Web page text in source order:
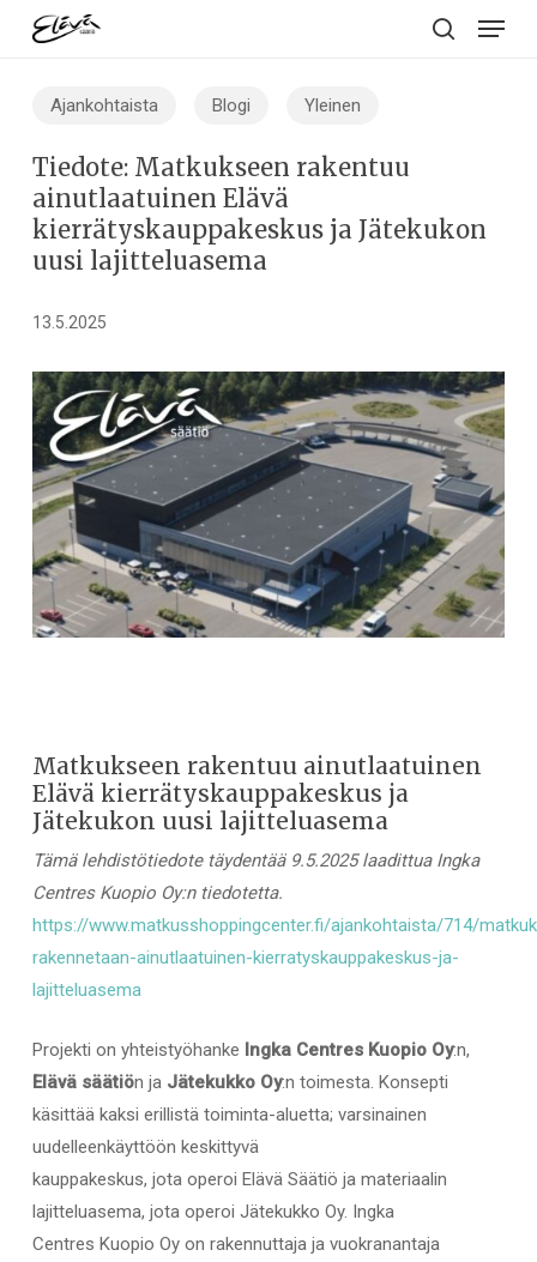
content
Menu
Ajankohtaista Blogi Yleinen
Tiedote: Matkukseen rakentuu
ainutlaatuinen Elävä
kierrätyskauppakeskus ja Jätekukon
uusi lajitteluasema
13.5.2025
Matkukseen rakentuu ainutlaatuinen
Elävä kierrätyskauppakeskus ja
Jätekukon uusi lajitteluasema
Tämä lehdistötiedote täydentää 9.5.2025 laadittua Ingka
Centres Kuopio Oy:n tiedotetta.
https://www.matkusshoppingcenter.fi/ajankohtaista/714/
rakennetaan-ainutlaatuinen-kierratyskauppakeskus-ja-
lajitteluasema
Projekti on yhteistyöhanke Ingka Centres Kuopio Oy:n,
Elävä säätiön ja Jätekukko Oy:n toimesta. Konsepti
käsittää kaksi erillistä toiminta-aluetta; varsinainen
uudelleenkäyttöön keskittyvä
kauppakeskus, jota operoi Elävä Säätiö ja materiaalin
lajitteluasema, jota operoi Jätekukko Oy. Ingka
Centres Kuopio Oy on rakennuttaja ja vuokranantaja